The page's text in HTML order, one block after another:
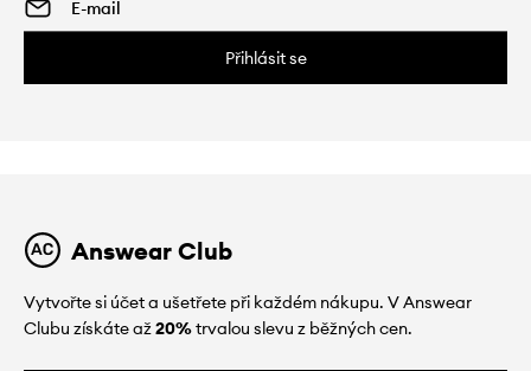
Přihlásit se
Answear Club
Vytvořte si účet a ušetřete při každém nákupu. V Answear
Clubu získáte až20%trvalou slevu z běžných cen.